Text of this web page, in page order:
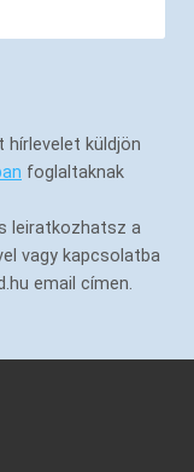
hírlevelet küldjön
foglaltaknak
leiratkozhatsz a
vagy kapcsolatba
email címen.